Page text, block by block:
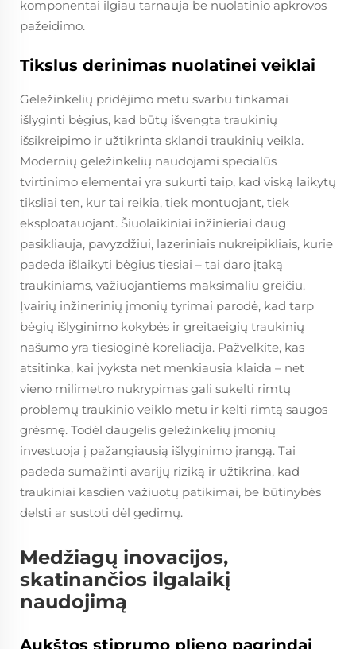
komponentai ilgiau tarnauja be nuolatinio apkrovos
pažeidimo.
Tikslus derinimas nuolatinei veiklai
Geležinkelių pridėjimo metu svarbu tinkamai
išlyginti bėgius, kad būtų išvengta traukinių
išsikreipimo ir užtikrinta sklandi traukinių veikla.
Modernių geležinkelių naudojami specialūs
tvirtinimo elementai yra sukurti taip, kad viską laikytų
tiksliai ten, kur tai reikia, tiek montuojant, tiek
eksploatauojant. Šiuolaikiniai inžinieriai daug
pasikliauja, pavyzdžiui, lazeriniais nukreipikliais, kurie
padeda išlaikyti bėgius tiesiai – tai daro įtaką
traukiniams, važiuojantiems maksimaliu greičiu.
Įvairių inžinerinių įmonių tyrimai parodė, kad tarp
bėgių išlyginimo kokybės ir greitaeigių traukinių
našumo yra tiesioginė koreliacija. Pažvelkite, kas
atsitinka, kai įvyksta net menkiausia klaida – net
vieno milimetro nukrypimas gali sukelti rimtų
problemų traukinio veiklo metu ir kelti rimtą saugos
grėsmę. Todėl daugelis geležinkelių įmonių
investuoja į pažangiausią išlyginimo įrangą. Tai
padeda sumažinti avarijų riziką ir užtikrina, kad
traukiniai kasdien važiuotų patikimai, be būtinybės
delsti ar sustoti dėl gedimų.
Medžiagų inovacijos,
skatinančios ilgalaikį
naudojimą
Aukštos stiprumo plieno pagrindai